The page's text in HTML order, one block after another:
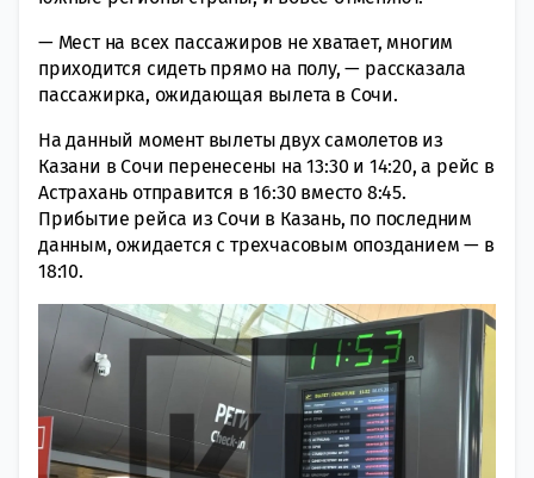
— Мест на всех пассажиров не хватает, многим
приходится сидеть прямо на полу, — рассказала
пассажирка, ожидающая вылета в Сочи.
На данный момент вылеты двух самолетов из
Казани в Сочи перенесены на 13:30 и 14:20, а рейс в
Астрахань отправится в 16:30 вместо 8:45.
Прибытие рейса из Сочи в Казань, по последним
данным, ожидается с трехчасовым опозданием — в
18:10.